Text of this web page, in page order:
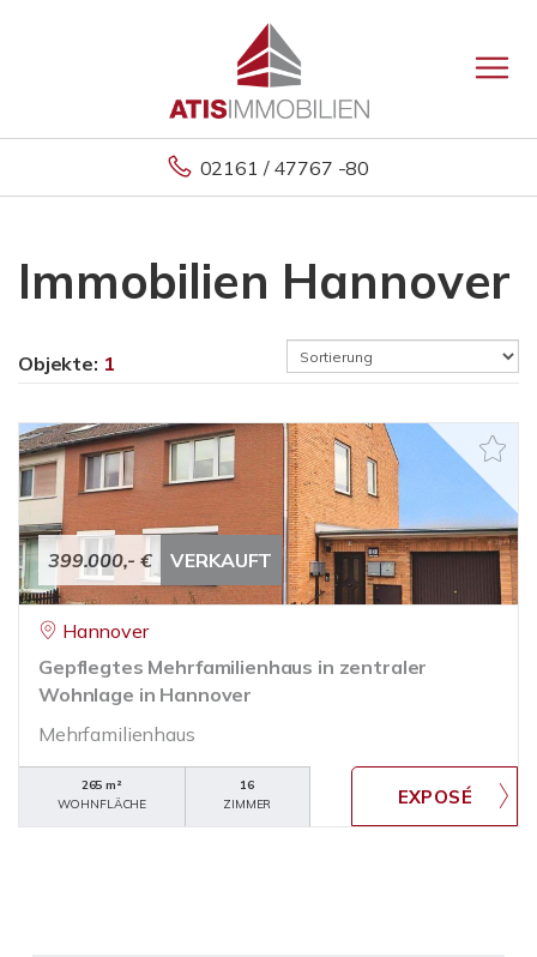
02161 / 47767 -80
Immobilien Hannover
Objekte: 1
399.000,- € VERKAUFT
Hannover
Gepflegtes Mehrfamilienhaus in zentraler
Wohnlage in Hannover
Mehrfamilienhaus
265 m²
WOHNFLÄCHE
16
ZIMMER